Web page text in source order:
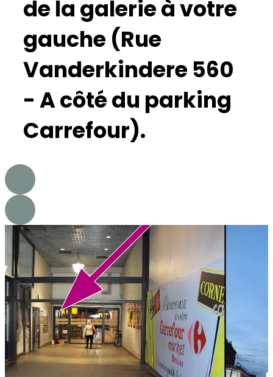
de la galerie à votre
gauche (Rue
Vanderkindere 560
- A côté du parking
Carrefour).